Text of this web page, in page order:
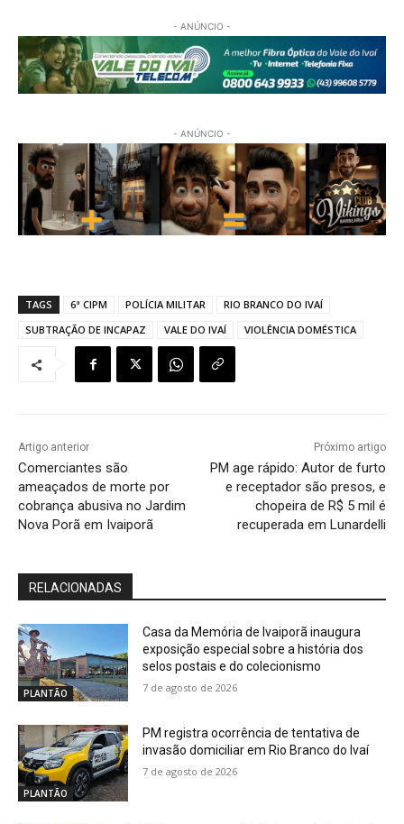
- ANÚNCIO -
- ANÚNCIO -
TAGS 6ª CIPM POLÍCIA MILITAR
RIO BRANCO DO IVAÍ
SUBTRAÇÃO DE INCAPAZ
VALE DO IVAÍ VIOLÊNCIA DOMÉSTICA
Artigo anterior
Comerciantes são
ameaçados de morte por
cobrança abusiva no Jardim
Nova Porã em Ivaiporã
Próximo artigo
PM age rápido: Autor de furto
e receptador são presos, e
chopeira de R$ 5 mil é
recuperada em Lunardelli
RELACIONADAS
PLANTÃO
Casa da Memória de Ivaiporã inaugura
exposição especial sobre a história dos
selos postais e do colecionismo
7 de agosto de 2026
PLANTÃO
PM registra ocorrência de tentativa de
invasão domiciliar em Rio Branco do Ivaí
7 de agosto de 2026